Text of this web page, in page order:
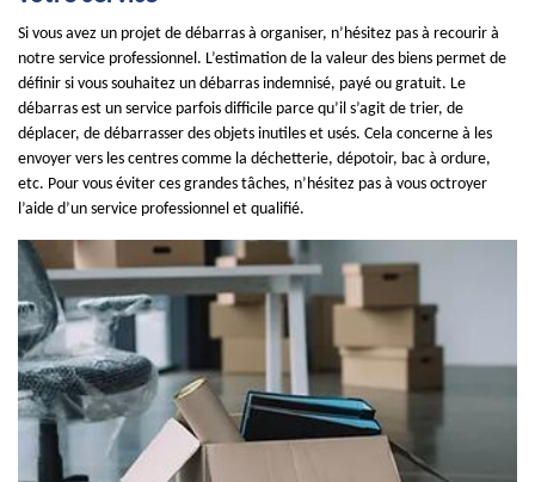
Si vous avez un projet de débarras à organiser, n’hésitez pas à recourir à
notre service professionnel. L’estimation de la valeur des biens permet de
définir si vous souhaitez un débarras indemnisé, payé ou gratuit. Le
débarras est un service parfois difficile parce qu’il s’agit de trier, de
déplacer, de débarrasser des objets inutiles et usés. Cela concerne à les
envoyer vers les centres comme la déchetterie, dépotoir, bac à ordure,
etc. Pour vous éviter ces grandes tâches, n’hésitez pas à vous octroyer
l’aide d’un service professionnel et qualifié.